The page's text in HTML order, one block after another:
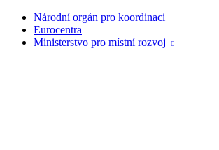
Národní orgán pro koordinaci
Eurocentra
Ministerstvo pro místní rozvoj
